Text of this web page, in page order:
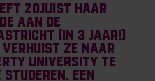
zojuist haar
aan de
(in 3 jaar!)
verhuist ze naar
University te
studeren. Een